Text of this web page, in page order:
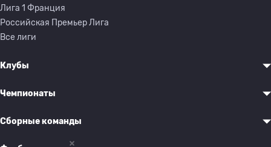
Лига 1 Франция
Российская Премьер Лига
Все лиги
Клубы
Чемпионаты
Сборные команды